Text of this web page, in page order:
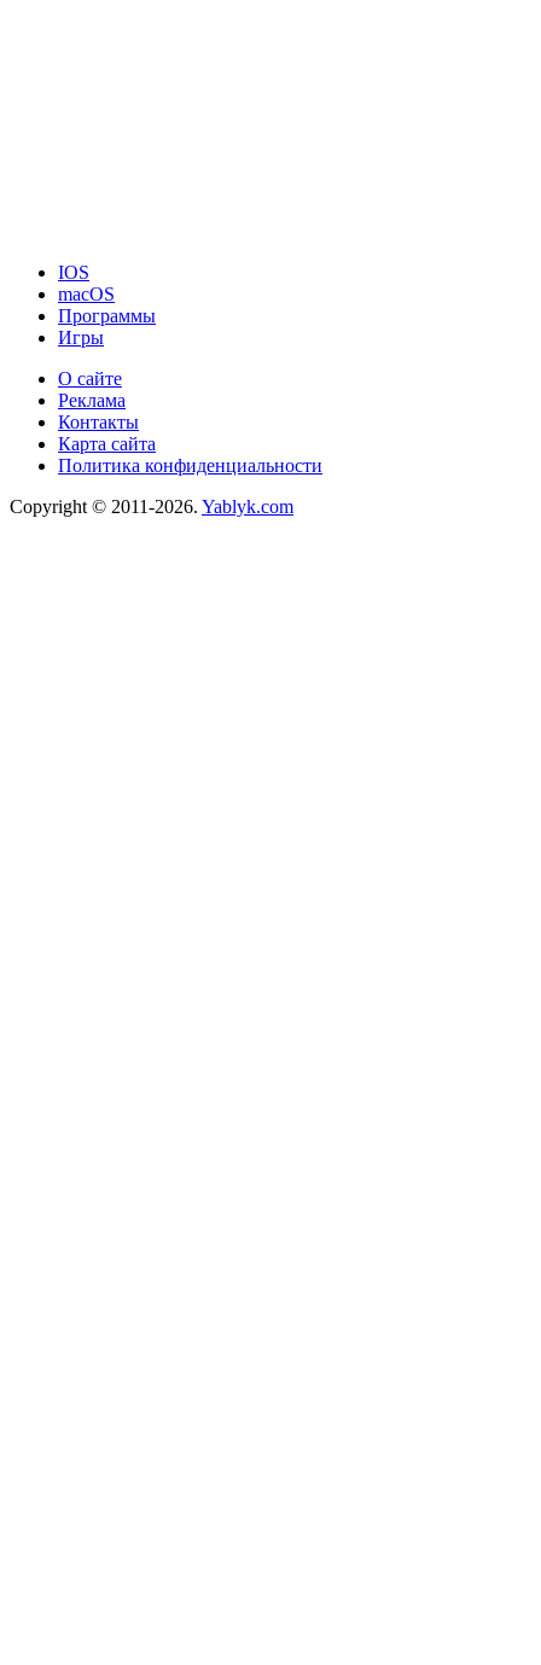
IOS
macOS
Программы
Игры
О сайте
Реклама
Контакты
Карта сайта
Политика конфиденциальности
Copyright © 2011-2026. Yablyk.сom